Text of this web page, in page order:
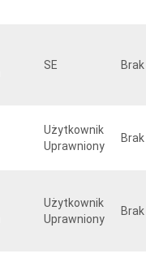
SE Brak
Użytkownik
Uprawniony
Brak
Użytkownik
Uprawniony
Brak